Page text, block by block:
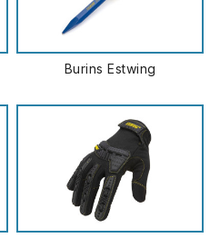
Burins Estwing